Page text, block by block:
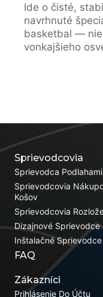
Ide o čisté,
navrhnuté
basketbal —
vonkajšieho
Sprievodcovia
Sprievodca Podlahami
Sprievodcovia
Košov
Sprievodcovia
Dizajnové Sprievodce
Inštalačné Sprievodce
FAQ
Zákazníci
Prihlásenie Do Účtu